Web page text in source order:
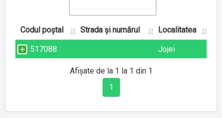
Codul poștal Strada și numărul Localitatea
517088 Jojei
Afișate de la 1 la 1 din 1
1